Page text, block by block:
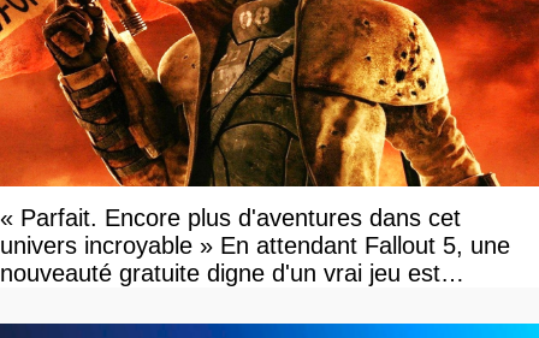
« Parfait. Encore plus d'aventures dans cet
univers incroyable » En attendant Fallout 5, une
nouveauté gratuite digne d'un vrai jeu est